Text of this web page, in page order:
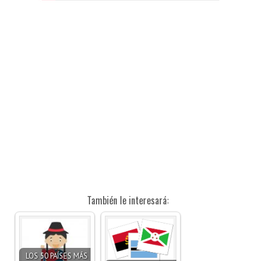
También le interesará:
LOS 50 PAÍSES MÁS